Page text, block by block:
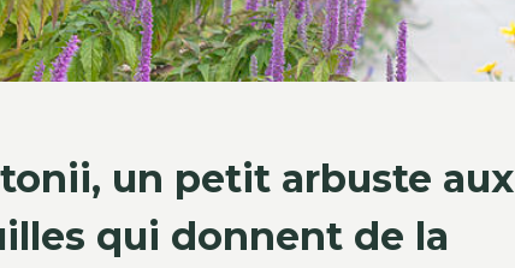
un petit arbuste aux
qui donnent de la